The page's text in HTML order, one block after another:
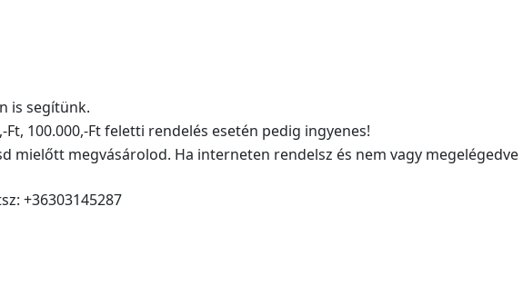
is segítünk.
100.000,-Ft feletti rendelés esetén pedig ingyenes!
mielőtt megvásárolod. Ha interneten rendelsz és nem vagy megelégedve
+36303145287